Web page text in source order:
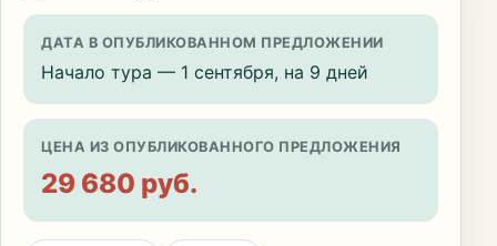
ДАТА В ОПУБЛИКОВАННОМ ПРЕДЛОЖЕНИИ
Начало тура — 1 сентября, на 9 дней
ЦЕНА ИЗ ОПУБЛИКОВАННОГО ПРЕДЛОЖЕНИЯ
29 680 руб.